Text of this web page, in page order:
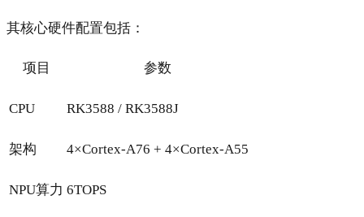
其核心硬件配置包括：
项目 参数
CPU RK3588 / RK3588J
架构 4×Cortex-A76 + 4×Cortex-A55
NPU算力 6TOPS